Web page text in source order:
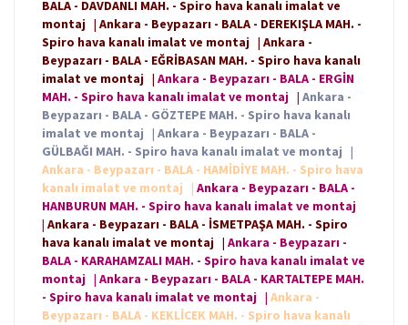
BALA - DAVDANLI MAH. - Spiro hava kanalı imalat ve
montaj | Ankara - Beypazarı - BALA - DEREKIŞLA MAH. -
Spiro hava kanalı imalat ve montaj | Ankara -
Beypazarı - BALA - EĞRİBASAN MAH. - Spiro hava kanalı
imalat ve montaj | Ankara - Beypazarı - BALA - ERGİN
MAH. - Spiro hava kanalı imalat ve montaj | Ankara -
Beypazarı - BALA - GÖZTEPE MAH. - Spiro hava kanalı
imalat ve montaj | Ankara - Beypazarı - BALA -
GÜLBAĞI MAH. - Spiro hava kanalı imalat ve montaj |
Ankara - Beypazarı - BALA - HAMİDİYE MAH. - Spiro hava
kanalı imalat ve montaj
| Ankara - Beypazarı - BALA -
HANBURUN MAH. - Spiro hava kanalı imalat ve montaj
| Ankara - Beypazarı - BALA - İSMETPAŞA MAH. - Spiro
hava kanalı imalat ve montaj | Ankara - Beypazarı -
BALA - KARAHAMZALI MAH. - Spiro hava kanalı imalat ve
montaj | Ankara - Beypazarı - BALA - KARTALTEPE MAH.
- Spiro hava kanalı imalat ve montaj | Ankara -
Beypazarı - BALA - KEKLİCEK MAH. - Spiro hava kanalı